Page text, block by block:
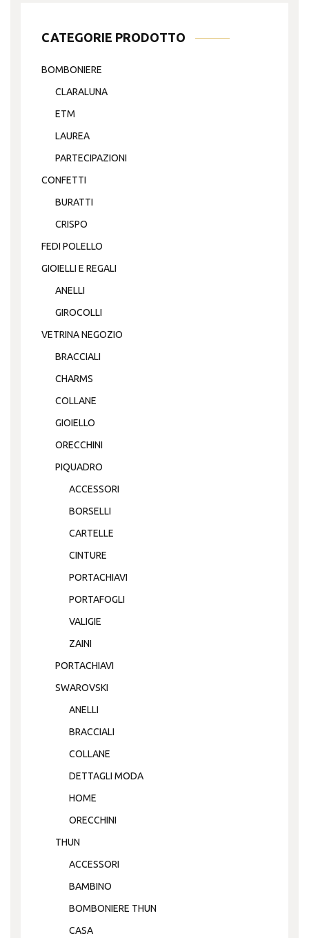
CATEGORIE PRODOTTO
BOMBONIERE
CLARALUNA
ETM
LAUREA
PARTECIPAZIONI
CONFETTI
BURATTI
CRISPO
FEDI POLELLO
GIOIELLI E REGALI
ANELLI
GIROCOLLI
VETRINA NEGOZIO
BRACCIALI
CHARMS
COLLANE
GIOIELLO
ORECCHINI
PIQUADRO
ACCESSORI
BORSELLI
CARTELLE
CINTURE
PORTACHIAVI
PORTAFOGLI
VALIGIE
ZAINI
PORTACHIAVI
SWAROVSKI
ANELLI
BRACCIALI
COLLANE
DETTAGLI MODA
HOME
ORECCHINI
THUN
ACCESSORI
BAMBINO
BOMBONIERE THUN
CASA